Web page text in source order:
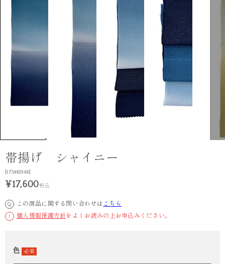
帯揚げ シャイニー
[173481948]
¥17,600税込
Q この商品に関する問い合わせは こちら
! 個人情報保護方針をよくお読みの上お申込みください。
色 必須